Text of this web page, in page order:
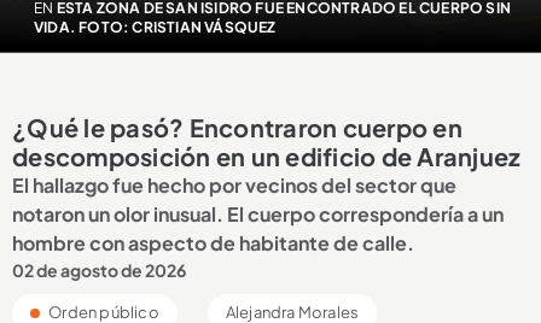
EN ESTA ZONA DE SAN ISIDRO FUE ENCONTRADO EL CUERPO SIN
VIDA. FOTO: CRISTIAN VÁSQUEZ
¿Qué le pasó? Encontraron cuerpo en
descomposición en un edificio de Aranjuez
El hallazgo fue hecho por vecinos del sector que
notaron un olor inusual. El cuerpo correspondería a un
hombre con aspecto de habitante de calle.
02 de agosto de 2026
Orden público Alejandra Morales